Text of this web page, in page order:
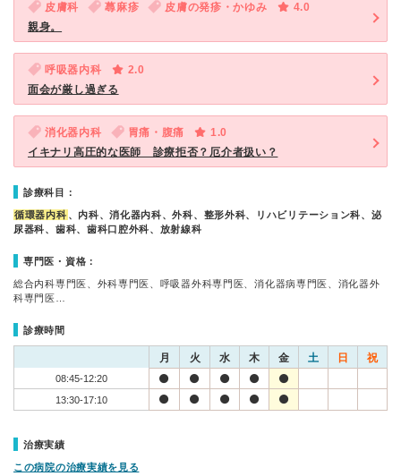
皮膚科 蕁麻疹 皮膚の発疹・かゆみ
4.0
親身。
呼吸器内科
2.0
面会が厳し過ぎる
消化器内科 胃痛・腹痛
1.0
イキナリ高圧的な医師 診療拒否？厄介者扱い？
診療科目：
循環器内科 、内科、消化器内科、外科、整形外科、リハビリテーション科、泌
尿器科、歯科、歯科口腔外科、放射線科
専門医・資格：
総合内科専門医、外科専門医、呼吸器外科専門医、消化器病専門医、消化器外
科専門医…
診療時間
月 火 水 木 金 土 日 祝
08:45-12:20
13:30-17:10
治療実績
この病院の治療実績を見る